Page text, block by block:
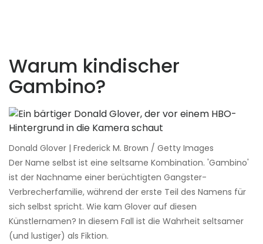
Warum kindischer
Gambino?
Donald Glover | Frederick M. Brown / Getty Images
Der Name selbst ist eine seltsame Kombination. 'Gambino'
ist der Nachname einer berüchtigten Gangster-
Verbrecherfamilie, während der erste Teil des Namens für
sich selbst spricht. Wie kam Glover auf diesen
Künstlernamen? In diesem Fall ist die Wahrheit seltsamer
(und lustiger) als Fiktion.